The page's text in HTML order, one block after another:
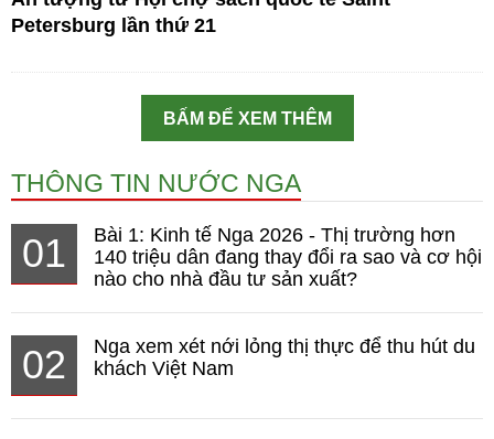
Petersburg lần thứ 21
BẤM ĐỂ XEM THÊM
THÔNG TIN NƯỚC NGA
01
Bài 1: Kinh tế Nga 2026 - Thị trường hơn
140 triệu dân đang thay đổi ra sao và cơ hội
nào cho nhà đầu tư sản xuất?
02
Nga xem xét nới lỏng thị thực để thu hút du
khách Việt Nam